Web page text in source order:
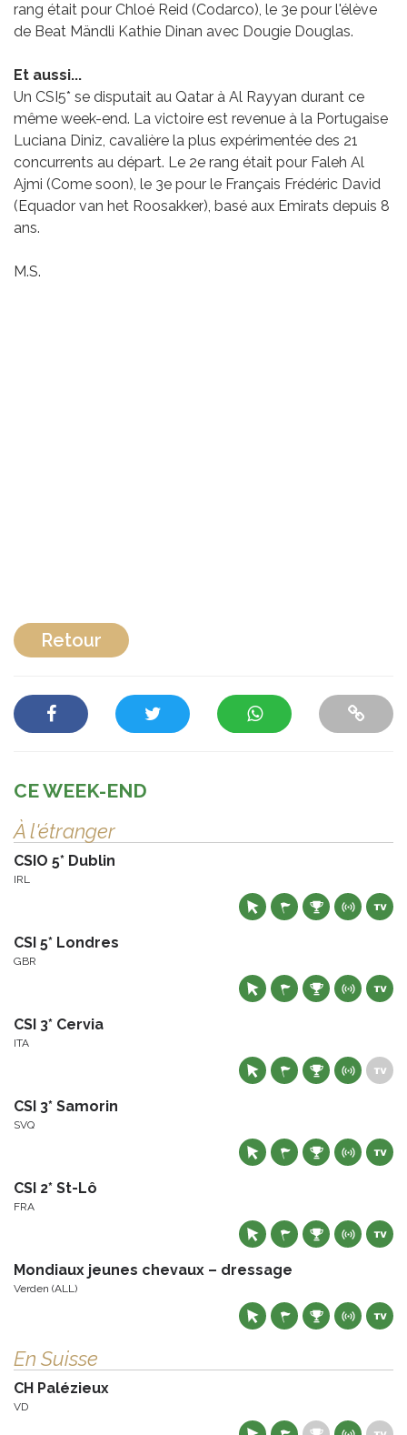
rang était pour Chloé Reid (Codarco), le 3e pour l'élève
de Beat Mändli Kathie Dinan avec Dougie Douglas.
Et aussi...
Un CSI5* se disputait au Qatar à Al Rayyan durant ce
même week-end. La victoire est revenue à la Portugaise
Luciana Diniz, cavalière la plus expérimentée des 21
concurrents au départ. Le 2e rang était pour Faleh Al
Ajmi (Come soon), le 3e pour le Français Frédéric David
(Equador van het Roosakker), basé aux Emirats depuis 8
ans.
M.S.
Retour
CE WEEK-END
À l'étranger
CSIO 5* Dublin
IRL
CSI 5* Londres
GBR
CSI 3* Cervia
ITA
CSI 3* Samorin
SVQ
CSI 2* St-Lô
FRA
Mondiaux jeunes chevaux – dressage
Verden (ALL)
En Suisse
CH Palézieux
VD